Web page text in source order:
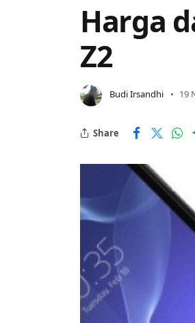
Harga
Z2
Budi Irsandhi 19
Share